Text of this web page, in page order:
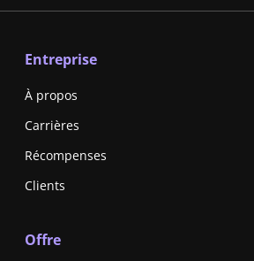
Entreprise
À propos
Carrières
Récompenses
Clients
Offre